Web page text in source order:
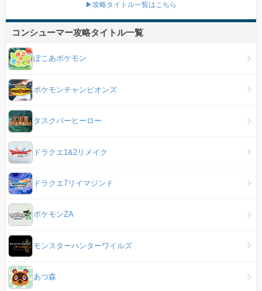
▶攻略タイトル一覧はこちら
コンシューマー攻略タイトル一覧
ぽこあポケモン
ポケモンチャンピオンズ
タスクバーヒーロー
ドラクエ1&2リメイク
ドラクエ7リイマジンド
ポケモンZA
モンスターハンターワイルズ
あつ森